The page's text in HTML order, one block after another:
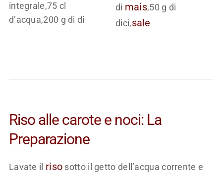
integrale,75 cl
d’acqua,200 g di di
di mais,50 g di
dici,sale
Riso alle carote e noci: La
Preparazione
Lavate il riso sotto il getto dell’acqua corrente e